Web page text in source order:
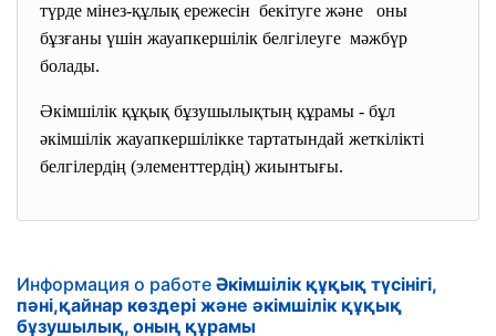
түрде мінез-құлық ережесін бекітуге және оны
бұзғаны үшін жауапкершілік белгілеуге мәжбүр
болады.
Әкімшілік құқық бұзушылықтың құрамы - бұл
әкімшілік жауапкершілікке тартатындай жеткілікті
белгілердің (элементтердің) жиынтығы.
Информация о работе Әкімшілік құқық түсінігі,
пәні,қайнар көздері және әкімшілік құқық
бұзушылық, оның құрамы